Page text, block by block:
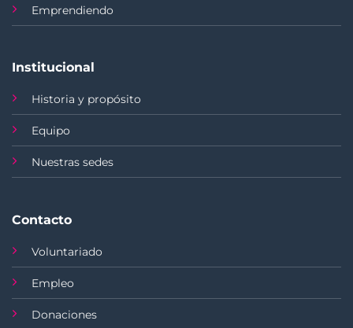
Emprendiendo
Institucional
Historia y propósito
Equipo
Nuestras sedes
Contacto
Voluntariado
Empleo
Donaciones